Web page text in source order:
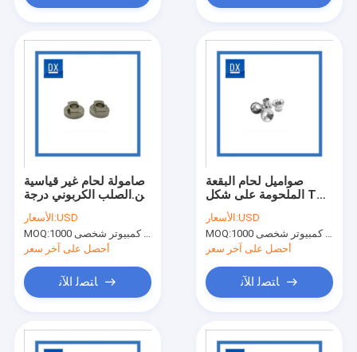
صامولة لحام غير قياسية
من الصلب الكربوني درجة
ملحومة
الأسعار:USD
MOQ:
جهاز كمبيوتر شخصى 1000
أحصل على آخر سعر
ﺎﺘﺼﻟ ﺍﻶﻧ
صواميل لحام البقعة
الملحومة على شكل T
درجة M6-M20
الأسعار:USD
MOQ:
جهاز كمبيوتر شخصى 1000
أحصل على آخر سعر
ﺎﺘﺼﻟ ﺍﻶﻧ